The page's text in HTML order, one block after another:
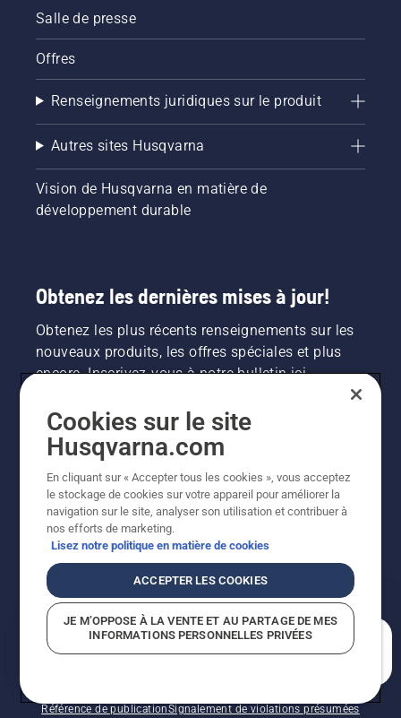
Salle de presse
Offres
Renseignements juridiques sur le produit
Autres sites Husqvarna
Vision de Husqvarna en matière de
développement durable
Obtenez les dernières mises à jour!
Obtenez les plus récents renseignements sur les
nouveaux produits, les offres spéciales et plus
encore. Inscrivez-vous à notre bulletin ici.
INSCRIPTION À LA NEWSLETTER
l'amélioration continue, le produit peut légèrement
varier par rapport aux images, mais la fonctionnalité de
Référence de publicationSignalement de violations présumées
Cookies sur le site
Husqvarna.com
En cliquant sur « Accepter tous les cookies », vous acceptez
le stockage de cookies sur votre appareil pour améliorer la
navigation sur le site, analyser son utilisation et contribuer à
nos efforts de marketing.
Lisez notre politique en matière de cookies
ACCEPTER LES COOKIES
JE M’OPPOSE À LA VENTE ET AU PARTAGE DE MES
INFORMATIONS PERSONNELLES PRIVÉES
En quoi pouvons-nous vous aider?